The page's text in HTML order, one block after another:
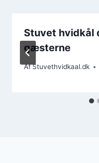
Stuvet hvidkål
gæsterne
AfStuvethvidkaal.dk